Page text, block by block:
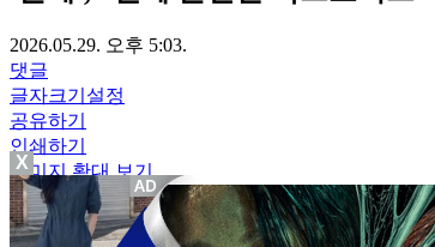
2026.05.29. 오후 5:03.
댓글
글자크기설정
공유하기
인쇄하기
이미지 확대 보기
X